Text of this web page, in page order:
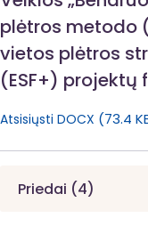
plėtros metodo
vietos plėtros
(ESF+)
Atsisiųsti DOCX 73.4
Priedai (4)